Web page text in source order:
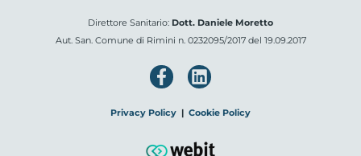
Direttore Sanitario: Dott. Daniele Moretto
Aut. San. Comune di Rimini n. 0232095/2017 del 19.09.2017
Privacy Policy | Cookie Policy